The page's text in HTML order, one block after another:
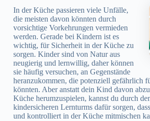
In der Küche passieren viele Unfälle,
die meisten davon könnten durch
vorsichtige Vorkehrungen vermieden
werden. Gerade bei Kindern ist es
wichtig, für Sicherheit in der Küche zu
sorgen. Kinder sind von Natur aus
neugierig und lernwillig, daher können
sie häufig versuchen, an Gegenstände
heranzukommen, die potenziell gefährlich
könnten. Aber anstatt dein Kind davon
Küche herumzuspielen, kannst du durch
kindersicheren Lernturms dafür sorgen,
und kontrolliert in der Küche mitmischen